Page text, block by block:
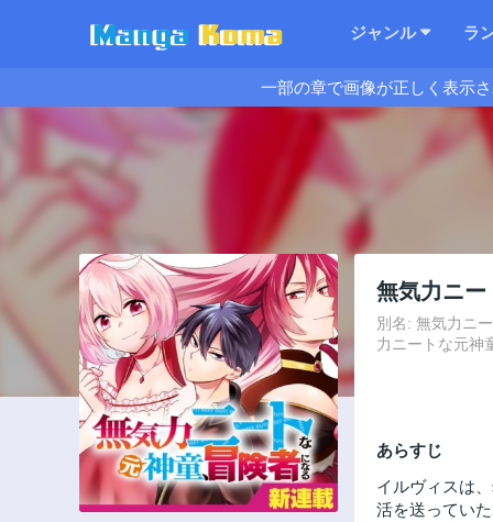
ジャンル ラ
一部の章で画像が正しく表示
無気力ニー
別名: 無気力ニ
力ニートな元神
あらすじ
イルヴィスは
活を送ってい